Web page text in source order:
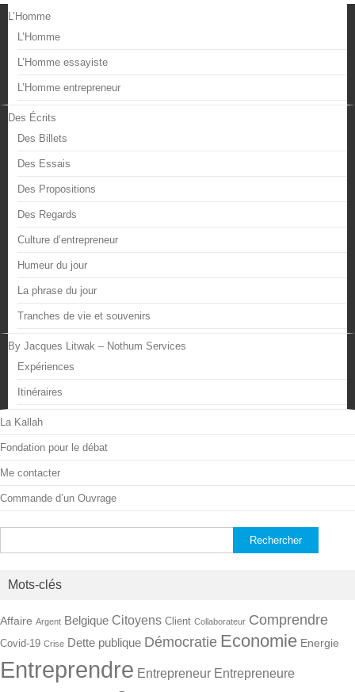
L’Homme
L’Homme
L’Homme essayiste
L’Homme entrepreneur
Des Écrits
Des Billets
Des Essais
Des Propositions
Des Regards
Culture d’entrepreneur
Humeur du jour
La phrase du jour
Tranches de vie et souvenirs
By Jacques Litwak – Nothum Services
Expériences
Itinéraires
La Kallah
Fondation pour le débat
Me contacter
Commande d’un Ouvrage
Mots-clés
Affaire Argent Belgique Citoyens Client Collaborateur Comprendre
Covid-19 Crise Dette publique Démocratie Economie Energie
Entreprendre Entrepreneur Entrepreneure